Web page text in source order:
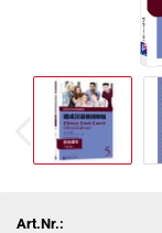
Art.Nr.: